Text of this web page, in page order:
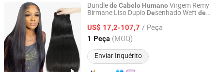
Bundlede Cabelo HumanoVirgem Remy
Birmane Liso Duplo Desenhado Weft de
Preto Brilhante 8-24 Polegadas
FornecedordeExtensão
US$ 17,2-107,7 / Peça
1 Peça (MOQ)
Enviar Inquérito
Henan Rebecca Hair Products Co.,Ltd
Henan, China Desde 2024